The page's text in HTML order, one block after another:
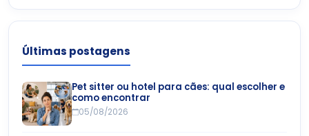
Últimas postagens
Pet sitter ou hotel para cães: qual escolher e
como encontrar
05/08/2026